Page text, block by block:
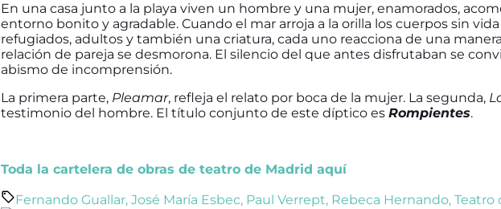
En una casa junto a la playa viven un hombre y una mujer, enamorados,
entorno bonito y agradable. Cuando el mar arroja a la orilla los cuerpos sin
refugiados, adultos y también una criatura, cada uno reacciona de una
relación de pareja se desmorona. El silencio del que antes disfrutaban se
abismo de incomprensión.
La primera parte, Pleamar, refleja el relato por boca de la mujer. La segunda,
testimonio del hombre. El título conjunto de este díptico es Rompientes.
Toda la cartelera de obras de teatro de Madrid aquí
Fernando Guallar, José María Esbec, Paul Verrept, Rebeca Hernando, Teatro